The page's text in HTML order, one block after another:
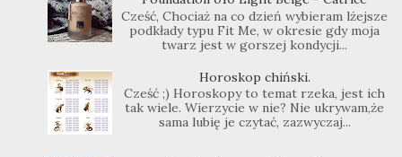
Cześć, Chociaż na co dzień wybieram lżejsze
podkłady typu Fit Me, w okresie gdy moja
twarz jest w gorszej kondycji...
Horoskop chiński.
Cześć ;) Horoskopy to temat rzeka, jest ich
tak wiele. Wierzycie w nie? Nie ukrywam,że
sama lubię je czytać, zazwyczaj...